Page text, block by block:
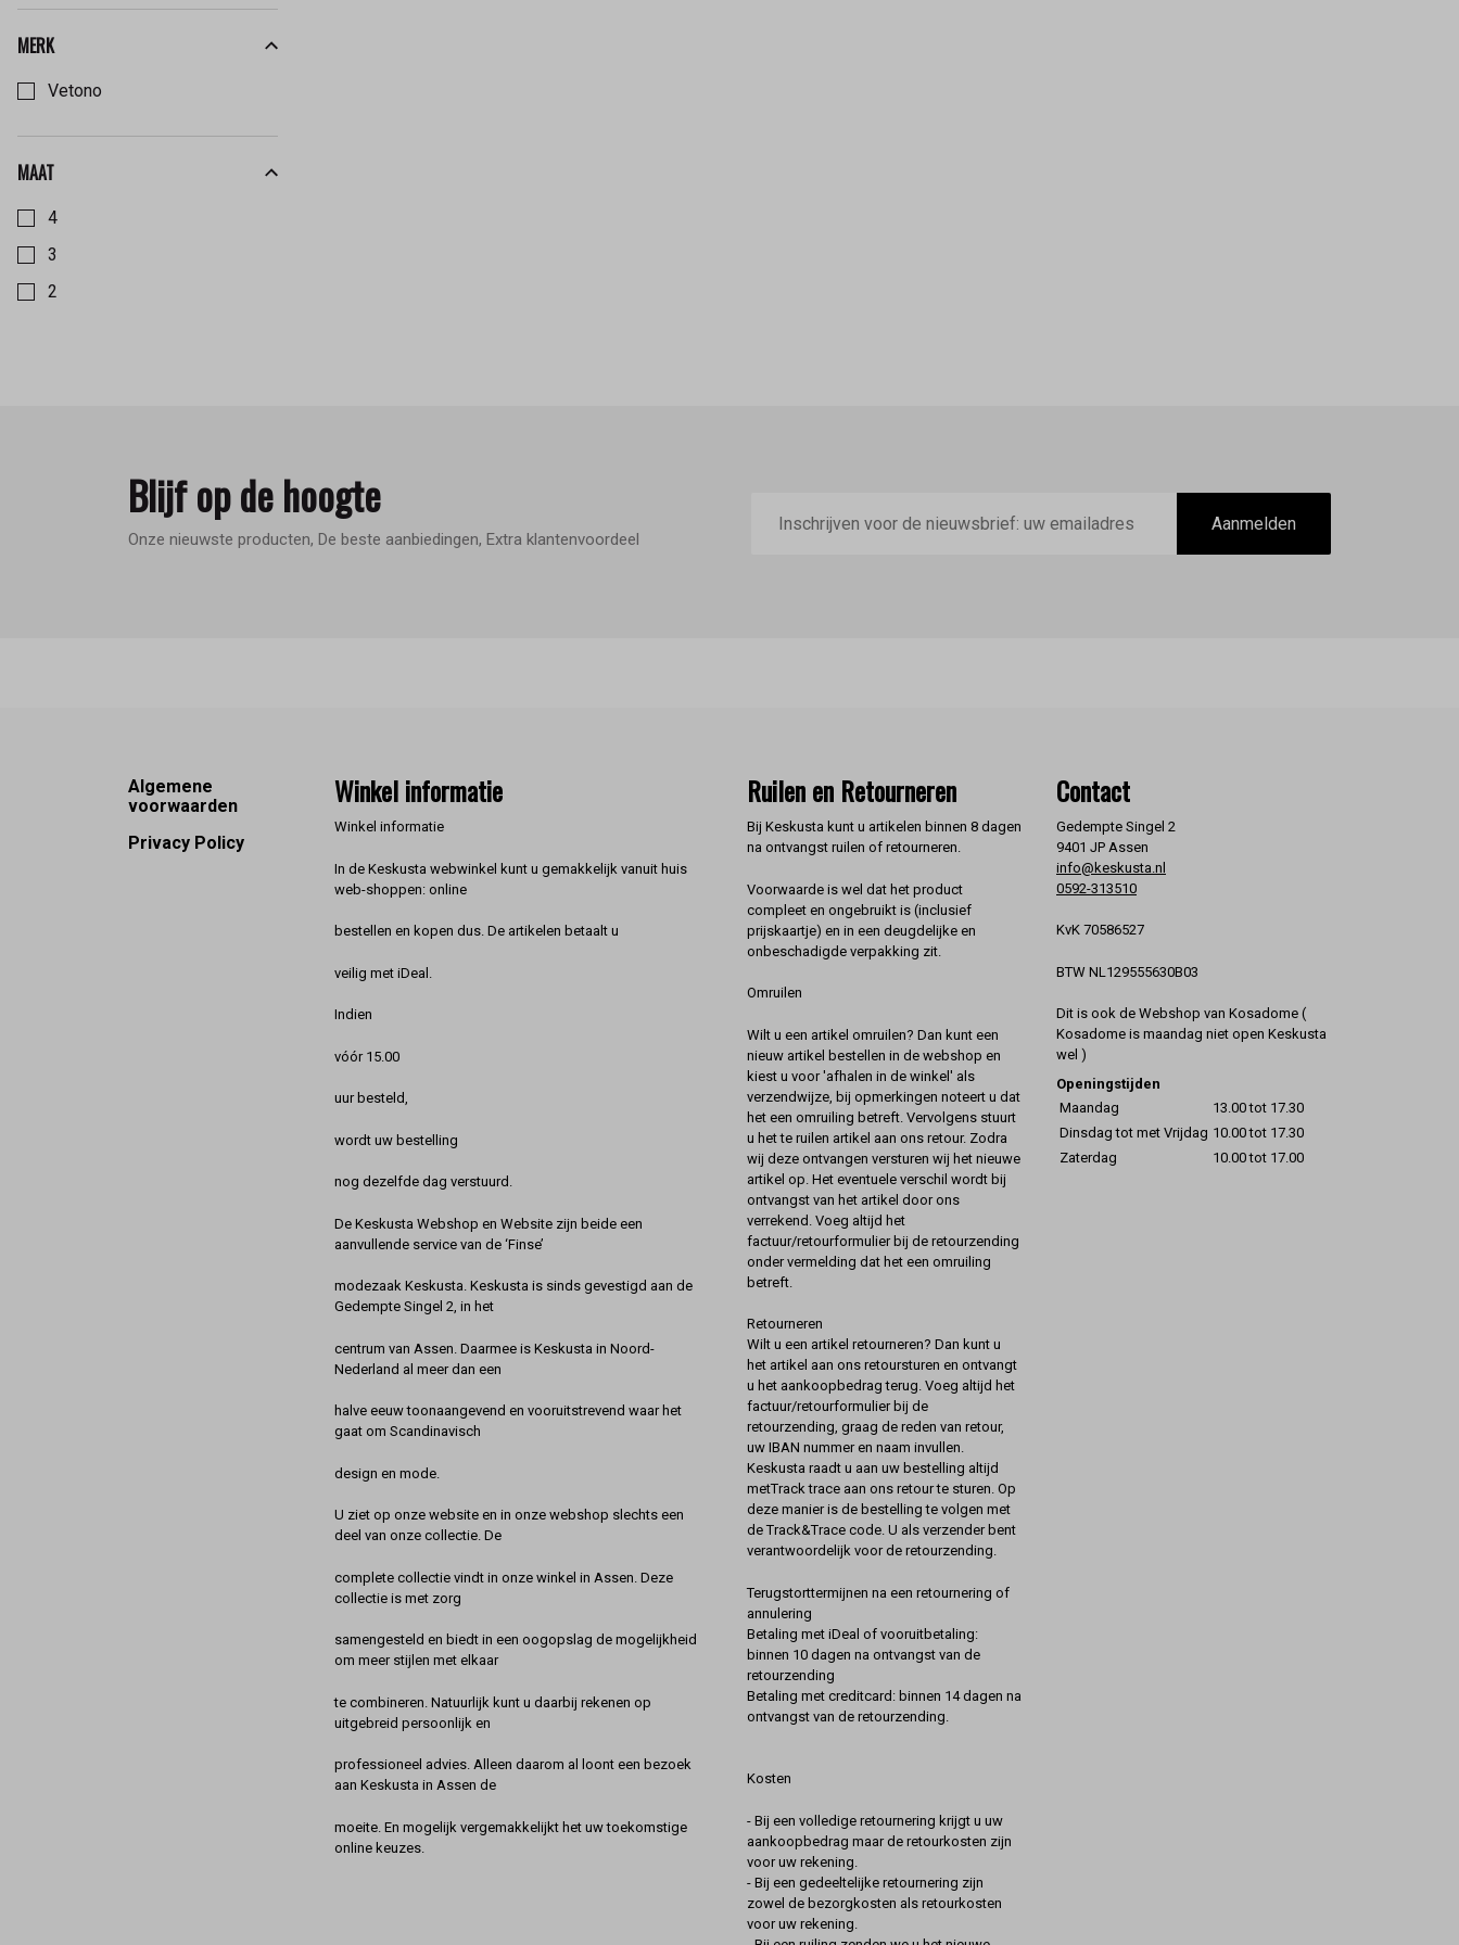
MERK
Vetono
MAAT
4
3
2
Blijf op de hoogte
Onze nieuwste producten, De beste aanbiedingen, Extra klantenvoordeel
mailadres
Aanmelden
Footer
Algemene
voorwaarden
Privacy Policy
Winkel informatie
Winkel informatie
In de Keskusta webwinkel kunt u gemakkelijk vanuit huis
web-shoppen: online
bestellen en kopen dus. De artikelen betaalt u
veilig met iDeal.
Indien
vóór 15.00
uur besteld,
wordt uw bestelling
nog dezelfde dag verstuurd.
De Keskusta Webshop en Website zijn beide een
aanvullende service van de ‘Finse’
modezaak Keskusta. Keskusta is sinds gevestigd aan de
Gedempte Singel 2, in het
centrum van Assen. Daarmee is Keskusta in Noord-
Nederland al meer dan een
halve eeuw toonaangevend en vooruitstrevend waar het
gaat om Scandinavisch
design en mode.
U ziet op onze website en in onze webshop slechts een
deel van onze collectie. De
complete collectie vindt in onze winkel in Assen. Deze
collectie is met zorg
samengesteld en biedt in een oogopslag de mogelijkheid
om meer stijlen met elkaar
te combineren. Natuurlijk kunt u daarbij rekenen op
uitgebreid persoonlijk en
professioneel advies. Alleen daarom al loont een bezoek
aan Keskusta in Assen de
moeite. En mogelijk vergemakkelijkt het uw toekomstige
online keuzes.
Ruilen en Retourneren
Bij Keskusta kunt u artikelen binnen 8 dagen
na ontvangst ruilen of retourneren.
Voorwaarde is wel dat het product
compleet en ongebruikt is (inclusief
prijskaartje) en in een deugdelijke en
onbeschadigde verpakking zit.
Omruilen
Wilt u een artikel omruilen? Dan kunt een
nieuw artikel bestellen in de webshop en
kiest u voor 'afhalen in de winkel' als
verzendwijze, bij opmerkingen noteert u dat
het een omruiling betreft. Vervolgens stuurt
u het te ruilen artikel aan ons retour. Zodra
wij deze ontvangen versturen wij het nieuwe
artikel op. Het eventuele verschil wordt bij
ontvangst van het artikel door ons
verrekend. Voeg altijd het
factuur/retourformulier bij de retourzending
onder vermelding dat het een omruiling
betreft.
Retourneren
Wilt u een artikel retourneren? Dan kunt u
het artikel aan ons retoursturen en ontvangt
u het aankoopbedrag terug. Voeg altijd het
factuur/retourformulier bij de
retourzending, graag de reden van retour,
uw IBAN nummer en naam invullen.
Keskusta raadt u aan uw bestelling altijd
metTrack trace aan ons retour te sturen. Op
deze manier is de bestelling te volgen met
de Track&Trace code. U als verzender bent
verantwoordelijk voor de retourzending.
Terugstorttermijnen na een retournering of
annulering
Betaling met iDeal of vooruitbetaling:
binnen 10 dagen na ontvangst van de
retourzending
Betaling met creditcard: binnen 14 dagen na
ontvangst van de retourzending.
Kosten
- Bij een volledige retournering krijgt u uw
aankoopbedrag maar de retourkosten zijn
voor uw rekening.
- Bij een gedeeltelijke retournering zijn
zowel de bezorgkosten als retourkosten
voor uw rekening.
Contact
Gedempte Singel 2
9401 JP Assen
info@keskusta.nl
0592-313510
KvK 70586527
BTW NL129555630B03
Dit is ook de Webshop van Kosadome (
Kosadome is maandag niet open Keskusta
wel )
Openingstijden
Maandag
13.00 tot 17.30
Dinsdag tot met Vrijdag 10.00 tot 17.30
Zaterdag
10.00 tot 17.00